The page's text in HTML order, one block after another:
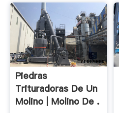
Piedras
Trituradoras De Un
Molino | Molino De .